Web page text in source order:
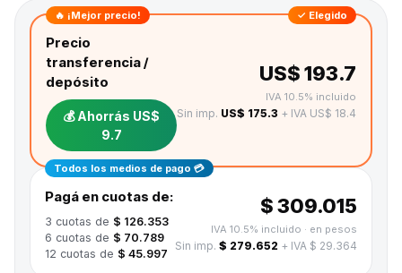
🔥 ¡Mejor precio! ✓ Elegido
Precio
transferencia /
depósito
💰 Ahorrás US$
9.7
US$ 193.7
IVA 10.5% incluido
Sin imp. US$ 175.3 + IVA US$ 18.4
Todos los medios de pago 💳
Pagá en cuotas de:
3 cuotas de $ 126.353
6 cuotas de $ 70.789
12 cuotas de $ 45.997
$ 309.015
IVA 10.5% incluido · en pesos
Sin imp. $ 279.652 + IVA $ 29.364